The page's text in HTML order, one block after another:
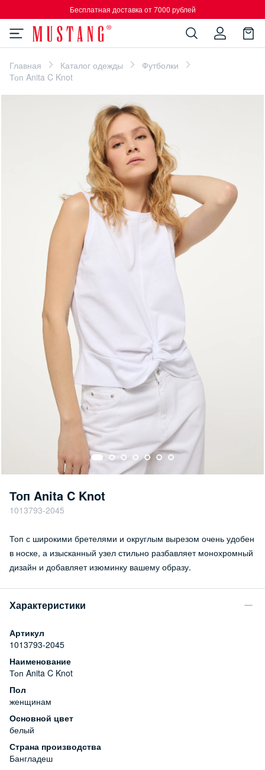
Бесплатная доставка от 7000 рублей
Главная Каталог одежды
Футболки
Топ Anita C Knot
Топ Anita C Knot
1013793-2045
Топ с широкими бретелями и округлым вырезом очень удобен
в носке, а изысканный узел стильно разбавляет монохромный
дизайн и добавляет изюминку вашему образу.
Характеристики
Артикул
1013793-2045
Наименование
Топ Anita C Knot
Пол
женщинам
Основной цвет
белый
Страна производства
Бангладеш